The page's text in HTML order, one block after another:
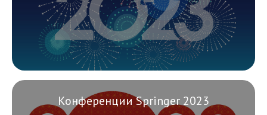
Конференции Springer 2023